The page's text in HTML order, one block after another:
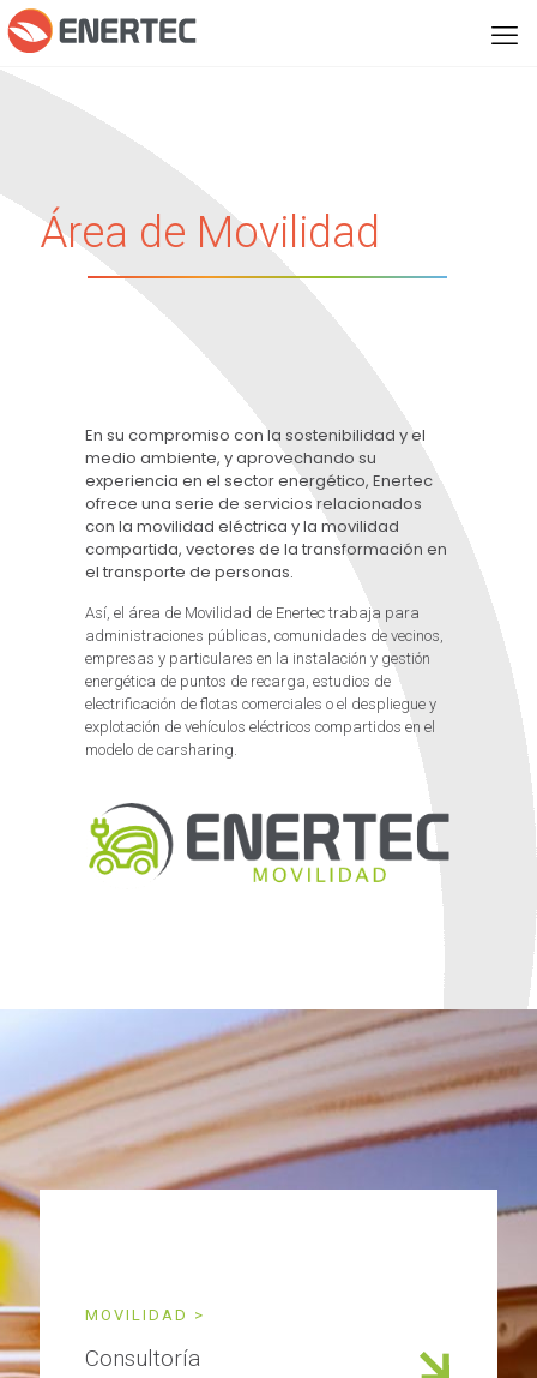
Área de Movilidad
En su compromiso con la sostenibilidad y el
medio ambiente, y aprovechando su
experiencia en el sector energético, Enertec
ofrece una serie de servicios relacionados
con la movilidad eléctrica y la movilidad
compartida, vectores de la transformación en
el transporte de personas.
Así, el área de Movilidad de Enertec trabaja para
administraciones públicas, comunidades de vecinos,
empresas y particulares en la instalación y gestión
energética de puntos de recarga, estudios de
electrificación de flotas comerciales o el despliegue y
explotación de vehículos eléctricos compartidos en el
modelo de carsharing.
MOVILIDAD >
Consultoría